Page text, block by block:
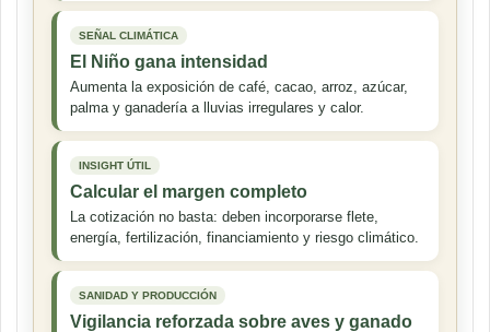
SEÑAL CLIMÁTICA
El Niño gana intensidad
Aumenta la exposición de café, cacao, arroz, azúcar,
palma y ganadería a lluvias irregulares y calor.
INSIGHT ÚTIL
Calcular el margen completo
La cotización no basta: deben incorporarse flete,
energía, fertilización, financiamiento y riesgo climático.
SANIDAD Y PRODUCCIÓN
Vigilancia reforzada sobre aves y ganado